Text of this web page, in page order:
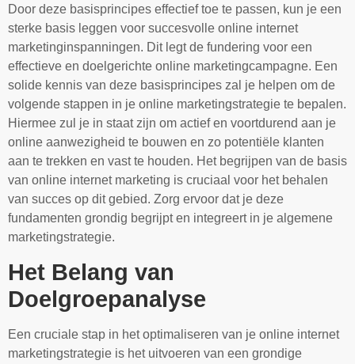
Door deze basisprincipes effectief toe te passen, kun je een
sterke basis leggen voor succesvolle online internet
marketinginspanningen. Dit legt de fundering voor een
effectieve en doelgerichte online marketingcampagne. Een
solide kennis van deze basisprincipes zal je helpen om de
volgende stappen in je online marketingstrategie te bepalen.
Hiermee zul je in staat zijn om actief en voortdurend aan je
online aanwezigheid te bouwen en zo potentiële klanten
aan te trekken en vast te houden. Het begrijpen van de basis
van online internet marketing is cruciaal voor het behalen
van succes op dit gebied. Zorg ervoor dat je deze
fundamenten grondig begrijpt en integreert in je algemene
marketingstrategie.
Het Belang van
Doelgroepanalyse
Een cruciale stap in het optimaliseren van je online internet
marketingstrategie is het uitvoeren van een grondige